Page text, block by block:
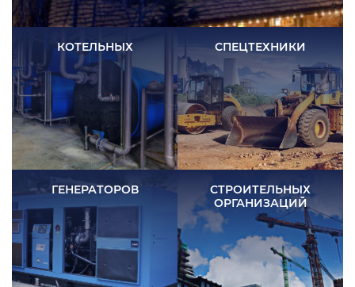
КОТЕЛЬНЫХ СПЕЦТЕХНИКИ
ГЕНЕРАТОРОВ
СТРОИТЕЛЬНЫХ
ОРГАНИЗАЦИЙ